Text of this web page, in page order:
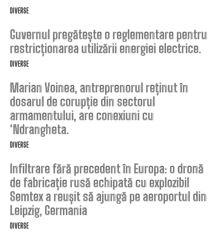
DIVERSE
Guvernul pregătește o reglementare pentru
restricționarea utilizării energiei electrice.
DIVERSE
Marian Voinea, antreprenorul reținut în
dosarul de corupție din sectorul
armamentului, are conexiuni cu
‘Ndrangheta.
DIVERSE
Infiltrare fără precedent în Europa: o dronă
de fabricație rusă echipată cu explozibil
Semtex a reușit să ajungă pe aeroportul din
Leipzig, Germania
DIVERSE